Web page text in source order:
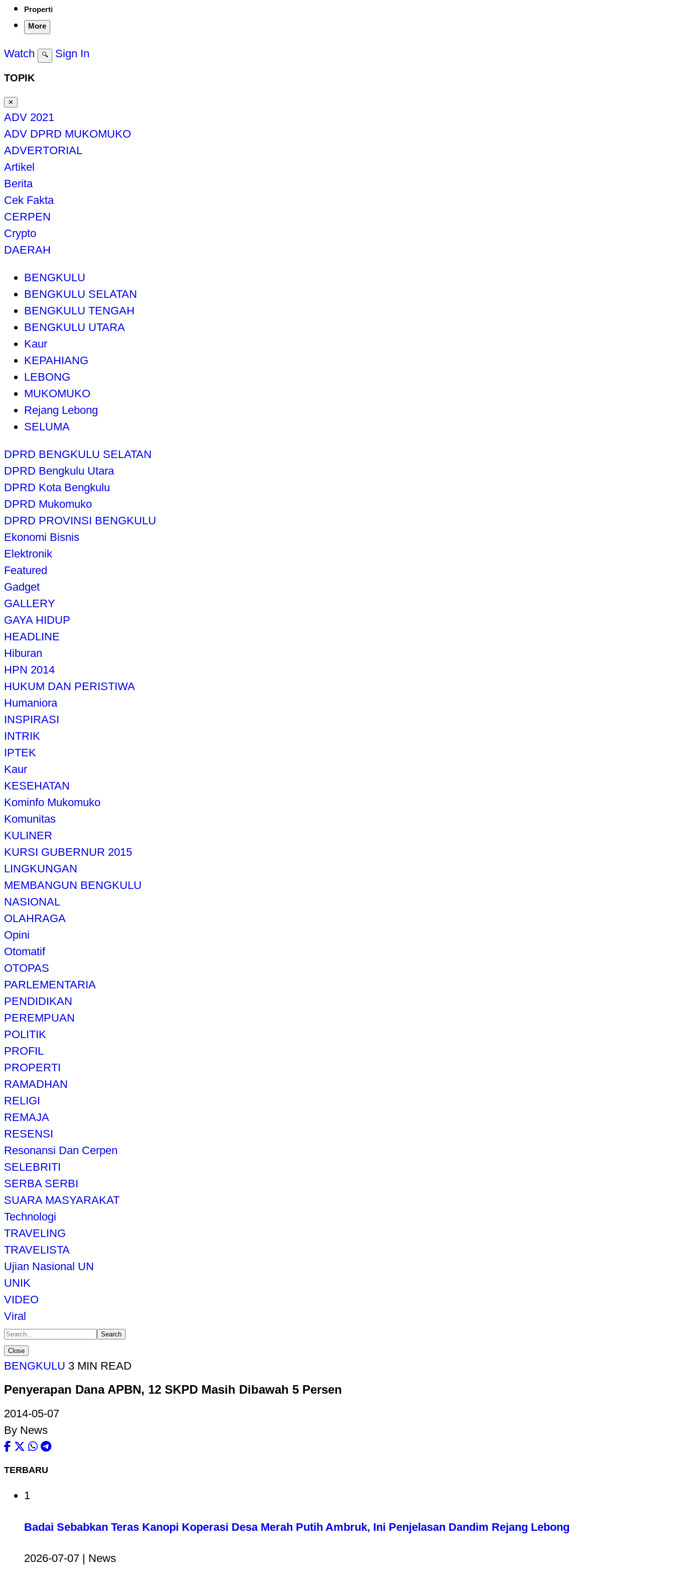
Properti
More
Watch 🔍 Sign In
TOPIK
✕
ADV 2021
ADV DPRD MUKOMUKO
ADVERTORIAL
Artikel
Berita
Cek Fakta
CERPEN
Crypto
DAERAH
BENGKULU
BENGKULU SELATAN
BENGKULU TENGAH
BENGKULU UTARA
Kaur
KEPAHIANG
LEBONG
MUKOMUKO
Rejang Lebong
SELUMA
DPRD BENGKULU SELATAN
DPRD Bengkulu Utara
DPRD Kota Bengkulu
DPRD Mukomuko
DPRD PROVINSI BENGKULU
Ekonomi Bisnis
Elektronik
Featured
Gadget
GALLERY
GAYA HIDUP
HEADLINE
Hiburan
HPN 2014
HUKUM DAN PERISTIWA
Humaniora
INSPIRASI
INTRIK
IPTEK
Kaur
KESEHATAN
Kominfo Mukomuko
Komunitas
KULINER
KURSI GUBERNUR 2015
LINGKUNGAN
MEMBANGUN BENGKULU
NASIONAL
OLAHRAGA
Opini
Otomatif
OTOPAS
PARLEMENTARIA
PENDIDIKAN
PEREMPUAN
POLITIK
PROFIL
PROPERTI
RAMADHAN
RELIGI
REMAJA
RESENSI
Resonansi Dan Cerpen
SELEBRITI
SERBA SERBI
SUARA MASYARAKAT
Technologi
TRAVELING
TRAVELISTA
Ujian Nasional UN
UNIK
VIDEO
Viral
Search
Close
BENGKULU 3 MIN READ
Penyerapan Dana APBN, 12 SKPD Masih Dibawah 5 Persen
2014-05-07
By News
TERBARU
1
Badai Sebabkan Teras Kanopi Koperasi Desa Merah Putih Ambruk, Ini Penjelasan Dandim Rejang Lebong
2026-07-07 | News